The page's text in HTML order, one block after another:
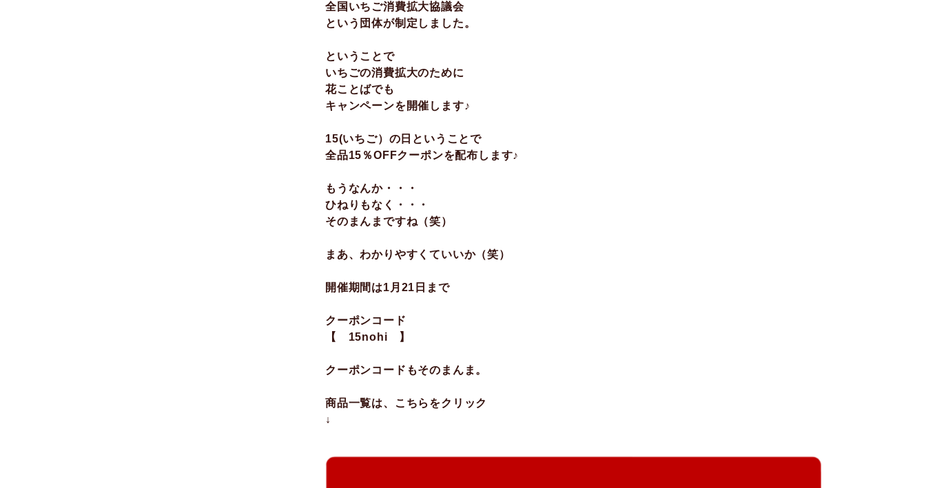
全国いちご消費拡大協議会
という団体が制定しました。
ということで
いちごの消費拡大のために
花ことばでも
キャンペーンを開催します♪
15(いちご）の日ということで
全品15％OFFクーポンを配布します♪
もうなんか・・・
ひねりもなく・・・
そのまんまですね（笑）
まあ、わかりやすくていいか（笑）
開催期間は1月21日まで
クーポンコード
【 15nohi 】
クーポンコードもそのまんま。
商品一覧は、こちらをクリック
↓